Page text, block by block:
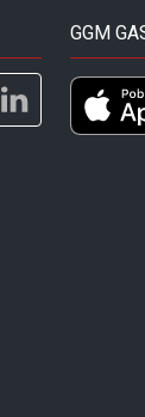
GGM